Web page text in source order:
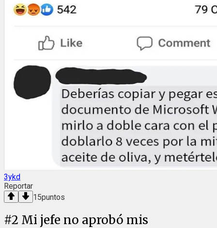
3ykd
Reportar
15puntos
#2 Mi jefe no aprobó mis